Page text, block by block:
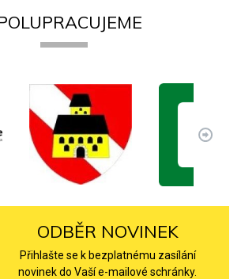
ODBĚR NOVINEK
Přihlašte se k bezplatnému zasílání
novinek do Vaší e-mailové schránky.